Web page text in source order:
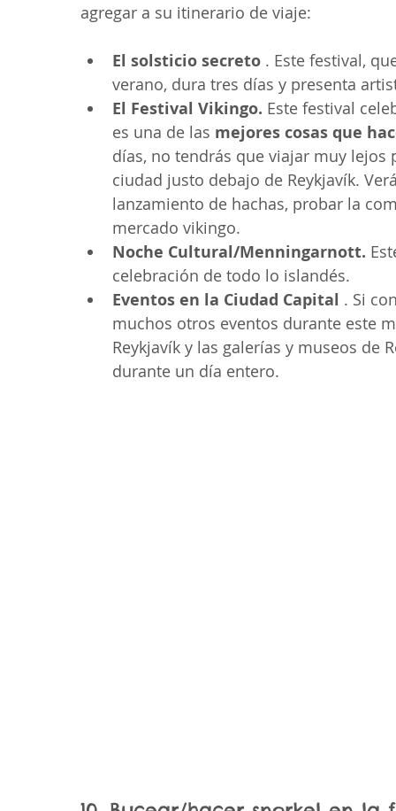
agregar a su itinerario de viaje:
El solsticio secreto . Este festival,
verano, dura tres días y presenta
El Festival Vikingo. Este festival
es una de las mejores cosas que
días, no tendrás que viajar muy
ciudad justo debajo de Reykjavík.
lanzamiento de hachas, probar la
mercado vikingo.
Noche Cultural/Menningarnott.
celebración de todo lo islandés.
Eventos en la Ciudad Capital . Si
muchos otros eventos durante este
Reykjavík y las galerías y museos de
durante un día entero.